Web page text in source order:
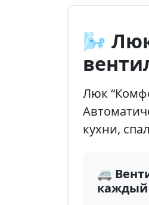
🌬️ Люк
Люк
кухни,
🚐
каждый